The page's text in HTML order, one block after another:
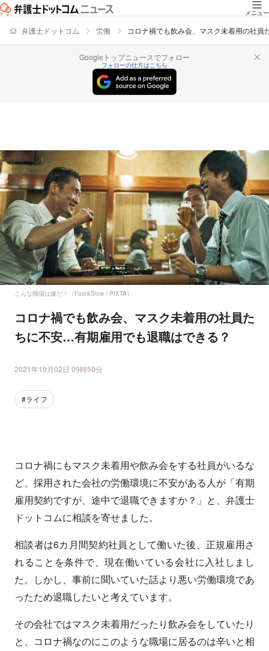
メニュー
弁護士ドットコム 労働 コロナ禍でも飲み会、マスク未着用の社
Googleトップニュースでフォロー
フォローの仕方はこちら
こんな職場は嫌だ！（Fast&Slow / PIXTA）
コロナ禍でも飲み会、マスク未着用の社員た
ちに不安…有期雇用でも退職はできる？
2021年10月02日 09時50分
#ライフ
コロナ禍にもマスク未着用や飲み会をする社員がいるな
ど、採用された会社の労働環境に不安がある人が「有期
雇用契約ですが、途中で退職できますか？」と、弁護士
ドットコムに相談を寄せました。
相談者は6カ月間契約社員として働いた後、正規雇用さ
れることを条件で、現在働いている会社に入社しまし
た。しかし、事前に聞いていた話より悪い労働環境であ
ったため退職したいと考えています。
その会社ではマスク未着用だったり飲み会をしていたり
と、コロナ禍なのにこのような職場に居るのは辛いと相